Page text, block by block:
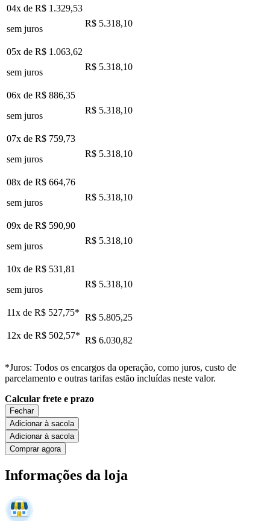
04x de R$ 1.329,53
sem juros
R$ 5.318,10
05x de R$ 1.063,62
sem juros
R$ 5.318,10
06x de R$ 886,35
sem juros
R$ 5.318,10
07x de R$ 759,73
sem juros
R$ 5.318,10
08x de R$ 664,76
sem juros
R$ 5.318,10
09x de R$ 590,90
sem juros
R$ 5.318,10
10x de R$ 531,81
sem juros
R$ 5.318,10
11x de R$ 527,75* R$ 5.805,25
12x de R$ 502,57* R$ 6.030,82
*Juros: Todos os encargos da operação, como juros, custo de
parcelamento e outras tarifas estão incluídas neste valor.
Calcular frete e prazo
Fechar
Adicionar à sacola
Adicionar à sacola
Comprar agora
Informações da loja